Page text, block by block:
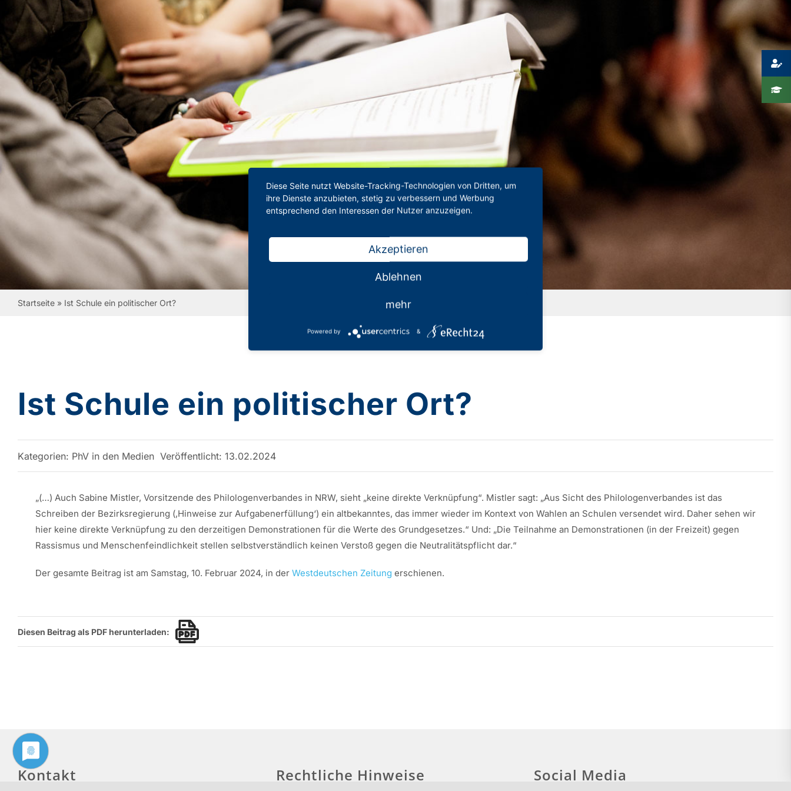
Startseite» Ist Schule ein politischer Ort?
Ist Schule ein politischer Ort?
Kategorien: PhV in den Medien Veröffentlicht: 13.02.2024
„(…) Auch Sabine Mistler, Vorsitzende des Philologenverbandes in NRW, sieht „keine direkte Verknüpfung“. Mistler sagt: „Aus Sicht des Philologenverbandes ist das
Schreiben der Bezirksregierung (,Hinweise zur Aufgabenerfüllung‘) ein altbekanntes, das immer wieder im Kontext von Wahlen an Schulen versendet wird. Daher sehen wir
hier keine direkte Verknüpfung zu den derzeitigen Demonstrationen für die Werte des Grundgesetzes.“ Und: „Die Teilnahme an Demonstrationen (in der Freizeit) gegen
Rassismus und Menschenfeindlichkeit stellen selbstverständlich keinen Verstoß gegen die Neutralitätspflicht dar.“
Der gesamte Beitrag ist am Samstag, 10. Februar 2024, in der Westdeutschen Zeitung erschienen.
Diesen Beitrag als PDF herunterladen:
Kontakt Rechtliche Hinweise Social Media
Diese Seite nutzt Website-Tracking-Technologien von Dritten, um
ihre Dienste anzubieten, stetig zu verbessern und Werbung
entsprechend den Interessen der Nutzer anzuzeigen.
Akzeptieren
Ablehnen
mehr
Powered by &